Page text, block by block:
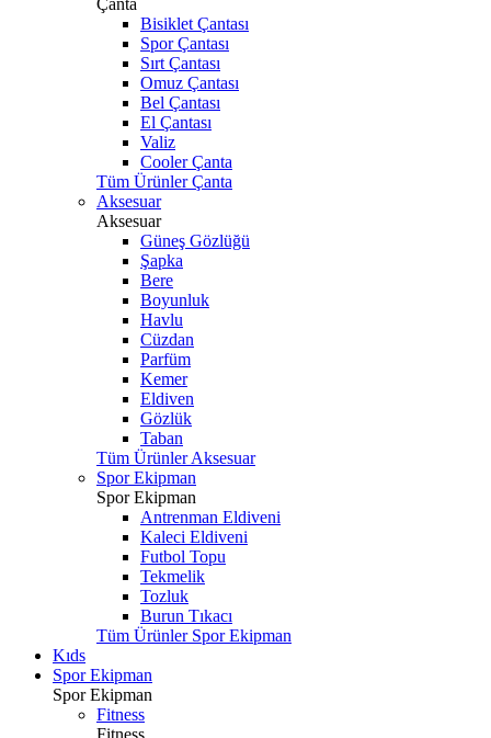
Çanta
Bisiklet Çantası
Spor Çantası
Sırt Çantası
Omuz Çantası
Bel Çantası
El Çantası
Valiz
Cooler Çanta
Tüm Ürünler Çanta
Aksesuar
Aksesuar
Güneş Gözlüğü
Şapka
Bere
Boyunluk
Havlu
Cüzdan
Parfüm
Kemer
Eldiven
Gözlük
Taban
Tüm Ürünler Aksesuar
Spor Ekipman
Spor Ekipman
Antrenman Eldiveni
Kaleci Eldiveni
Futbol Topu
Tekmelik
Tozluk
Burun Tıkacı
Tüm Ürünler Spor Ekipman
Kıds
Spor Ekipman
Spor Ekipman
Fitness
Fitness